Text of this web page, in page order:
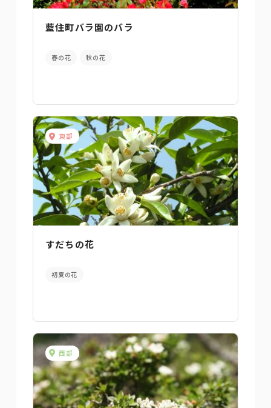
藍住町バラ園のバラ
春の花 秋の花
東部
すだちの花
初夏の花
西部